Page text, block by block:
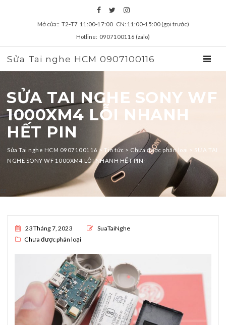
Mở cửa:: T2‑T7 11:00‑17:00 CN: 11:00‑15:00 (gọi trước)
Hotline: 0907100116 (zalo)
Sửa Tai nghe HCM 0907100116
SỬA TAI NGHE SONY WF
1000XM4 LỖI NHANH
HẾT PIN
Sửa Tai nghe HCM 0907100116 > Tin tức > Chưa được phân loại > SỬA TAI
NGHE SONY WF 1000XM4 LỖI NHANH HẾT PIN
Posted on
23 Tháng 7, 2023
SuaTaiNghe
Chưa được phân loại